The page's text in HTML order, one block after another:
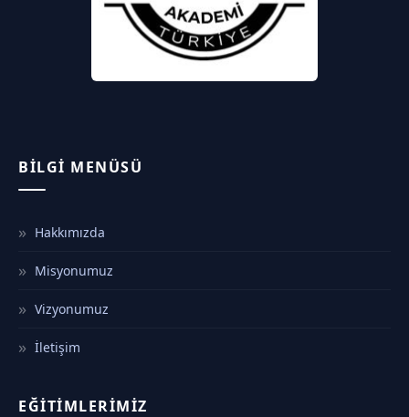
BILGI MENÜSÜ
Hakkımızda
Misyonumuz
Vizyonumuz
İletişim
EĞITIMLERIMIZ